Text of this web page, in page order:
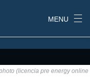
MENU
(licencia pre energy online